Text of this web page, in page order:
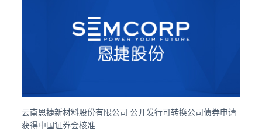
云南恩捷新材料股份有限公司 公开发行可转换公司债券申请
获得中国证券会核准